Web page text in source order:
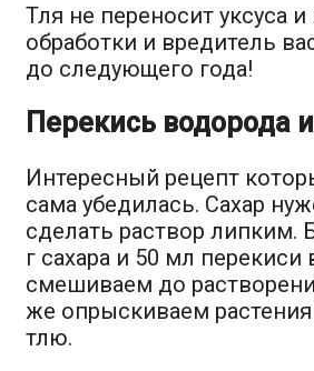
Тля не переносит уксуса
обработки и вредитель
до следующего года!
Перекись водорода
Интересный рецепт
сама убедилась. Сахар
сделать раствор липким.
г сахара и 50 мл перекиси
смешиваем до
же опрыскиваем
тлю.